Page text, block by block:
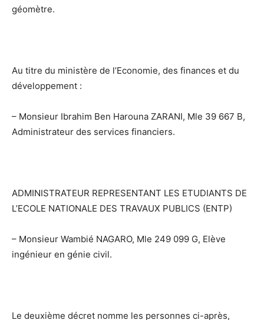
géomètre.
Au titre du ministère de l’Economie, des finances et du
développement :
– Monsieur Ibrahim Ben Harouna ZARANI, Mle 39 667 B,
Administrateur des services financiers.
ADMINISTRATEUR REPRESENTANT LES ETUDIANTS DE
L’ECOLE NATIONALE DES TRAVAUX PUBLICS (ENTP)
– Monsieur Wambié NAGARO, Mle 249 099 G, Elève
ingénieur en génie civil.
Le deuxième décret nomme les personnes ci-après,